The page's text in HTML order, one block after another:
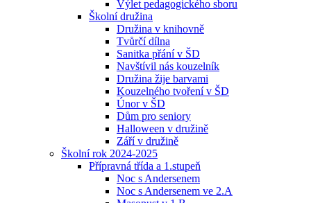
Výlet pedagogického sboru
Školní družina
Družina v knihovně
Tvůrčí dílna
Sanitka přání v ŠD
Navštívil nás kouzelník
Družina žije barvami
Kouzelného tvoření v ŠD
Únor v ŠD
Dům pro seniory
Halloween v družině
Září v družině
Školní rok 2024-2025
Přípravná třída a 1.stupeň
Noc s Andersenem
Noc s Andersenem ve 2.A